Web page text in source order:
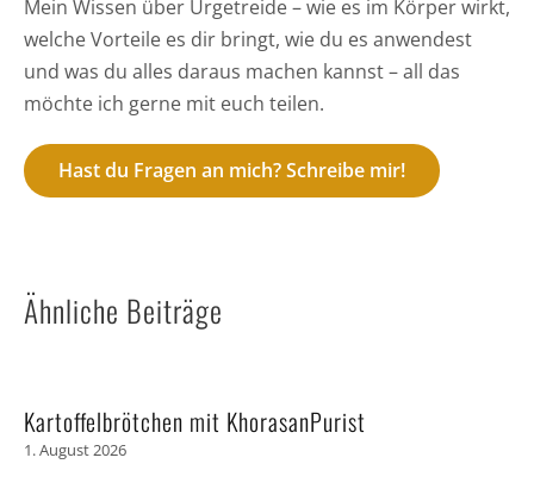
Mein Wissen über Urgetreide – wie es im Körper wirkt,
welche Vorteile es dir bringt, wie du es anwendest
und was du alles daraus machen kannst – all das
möchte ich gerne mit euch teilen.
Hast du Fragen an mich? Schreibe mir!
Ähnliche Beiträge
Kartoffelbrötchen mit KhorasanPurist
1. August 2026